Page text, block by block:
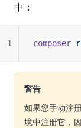
中：
composer
1
警告
如果您手动注
境中注册它，